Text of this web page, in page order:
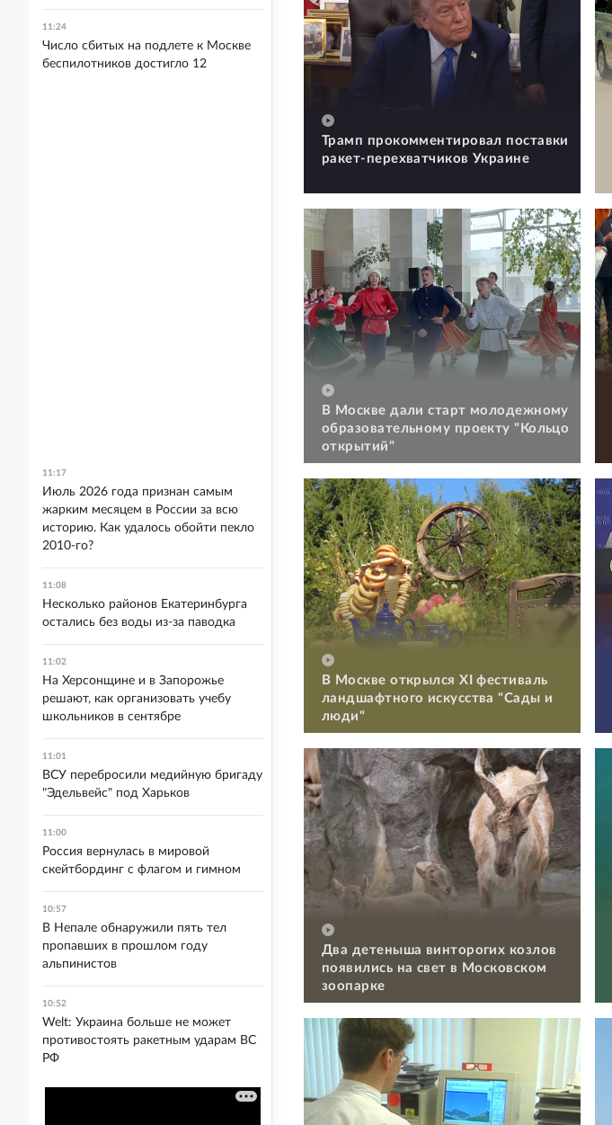
Трамп прокомментировал поставки
ракет-перехватчиков Украине
В Москве дали старт молодежному
образовательному проекту "Кольцо
открытий"
В Москве открылся XI фестиваль
ландшафтного искусства "Сады и
люди"
Два детеныша винторогих козлов
появились на свет в Московском
зоопарке
11:24
Число сбитых на подлете к Москве
беспилотников достигло 12
11:17
Июль 2026 года признан самым
жарким месяцем в России за всю
историю. Как удалось обойти пекло
2010-го?
11:08
Несколько районов Екатеринбурга
остались без воды из-за паводка
11:02
На Херсонщине и в Запорожье
решают, как организовать учебу
школьников в сентябре
11:01
ВСУ перебросили медийную бригаду
"Эдельвейс" под Харьков
11:00
Россия вернулась в мировой
скейтбординг с флагом и гимном
10:57
В Непале обнаружили пять тел
пропавших в прошлом году
альпинистов
10:52
Welt: Украина больше не может
противостоять ракетным ударам ВС
РФ